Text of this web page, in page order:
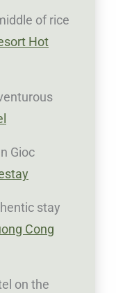
of rice
Hot
Gioc
stay
Cong
on the